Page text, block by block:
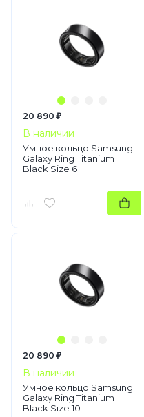
20 890 ₽
В наличии
Умное кольцо Samsung
Galaxy Ring Titanium
Black Size 6
20 890 ₽
В наличии
Умное кольцо Samsung
Galaxy Ring Titanium
Black Size 10